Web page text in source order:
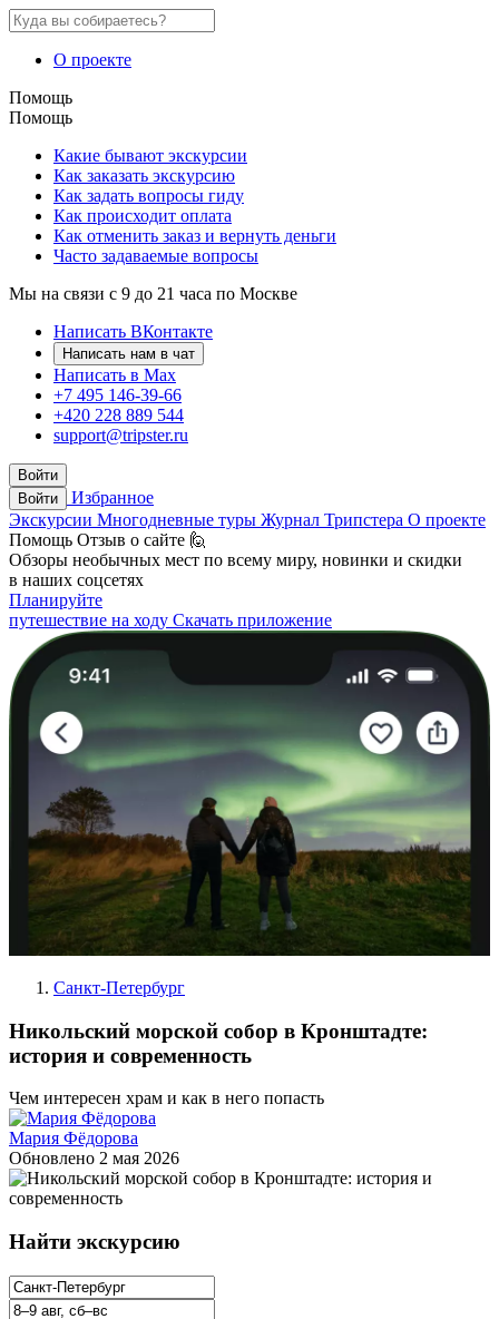
О проекте
Помощь
Помощь
Какие бывают экскурсии
Как заказать экскурсию
Как задать вопросы гиду
Как происходит оплата
Как отменить заказ и вернуть деньги
Часто задаваемые вопросы
Мы на связи с 9 до 21 часа по Москве
Написать ВКонтакте
Написать нам в чат
Написать в Max
+7 495 146-39-66
+420 228 889 544
support@tripster.ru
Войти
Войти
Избранное
Экскурсии Многодневные туры Журнал Трипстера О проекте
Помощь Отзыв о сайте 🙋
Обзоры необычных мест по всему миру, новинки и скидки
в наших соцсетях
Планируйте
путешествие на ходу Скачать приложение
Санкт-Петербург
Никольский морской собор в Кронштадте:
история и современность
Чем интересен храм и как в него попасть
Мария Фёдорова
Обновлено 2 мая 2026
Найти экскурсию